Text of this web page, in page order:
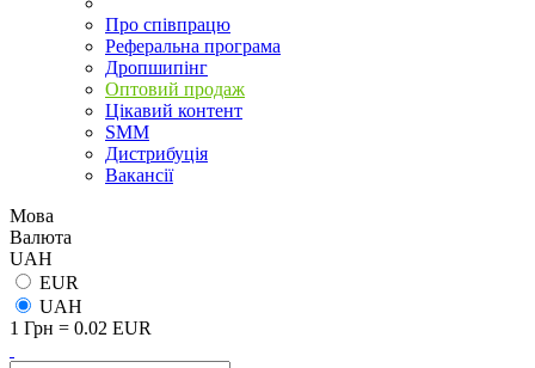
Про співпрацю
Реферальна програма
Дропшипінг
Оптовий продаж
Цікавий контент
SMM
Дистрибуція
Вакансії
Мова
Валюта
UAH
EUR
UAH
1 Грн = 0.02 EUR